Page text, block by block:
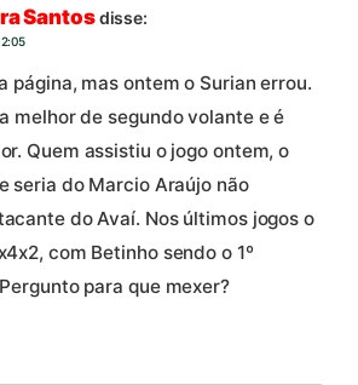
Santosdisse:
página, mas ontem o Surian errou.
melhor de segundo volante e é
Quem assistiu o jogo ontem, o
seria do Marcio Araújo não
do Avaí. Nos últimos jogos o
com Betinho sendo o 1º
para que mexer?